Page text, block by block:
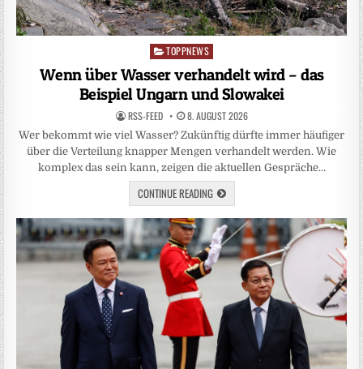
Posted
TOPPNEWS
Wenn über Wasser verhandelt wird – das
Beispiel Ungarn und Slowakei
RSS-FEED 8. AUGUST 2026
Wer bekommt wie viel Wasser? Zukünftig dürfte immer häufiger
über die Verteilung knapper Mengen verhandelt werden. Wie
komplex das sein kann, zeigen die aktuellen Gespräche…
CONTINUE READING